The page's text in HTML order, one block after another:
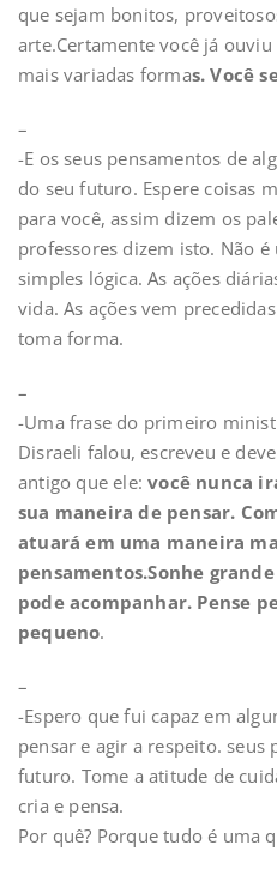
que sejam bonitos,
arte.Certamente você já
mais variadas formas. Você
–
-E os seus pensamentos de
do seu futuro. Espere coisas
para você, assim dizem os
professores dizem isto. Não
simples lógica. As ações
vida. As ações vem
toma forma.
–
-Uma frase do primeiro
Disraeli falou, escreveu e
antigo que ele:você nunca
sua maneira de pensar.
atuará em uma maneira
pensamentos.Sonhe
pode acompanhar. Pense
pequeno.
–
-Espero que fui capaz em
pensar e agir a respeito. seus
futuro. Tome a atitude de
cria e pensa.
Por quê? Porque tudo é uma